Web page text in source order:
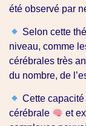
été observé par
Selon cette
niveau, comme
cérébrales très
du nombre, de
Cette
cérébrale
et